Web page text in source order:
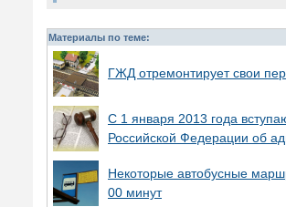
Материалы по теме:
ГЖД отремонтирует свои
С 1 января 2013 года
Российской Федерации об
Некоторые автобусные
00 минут